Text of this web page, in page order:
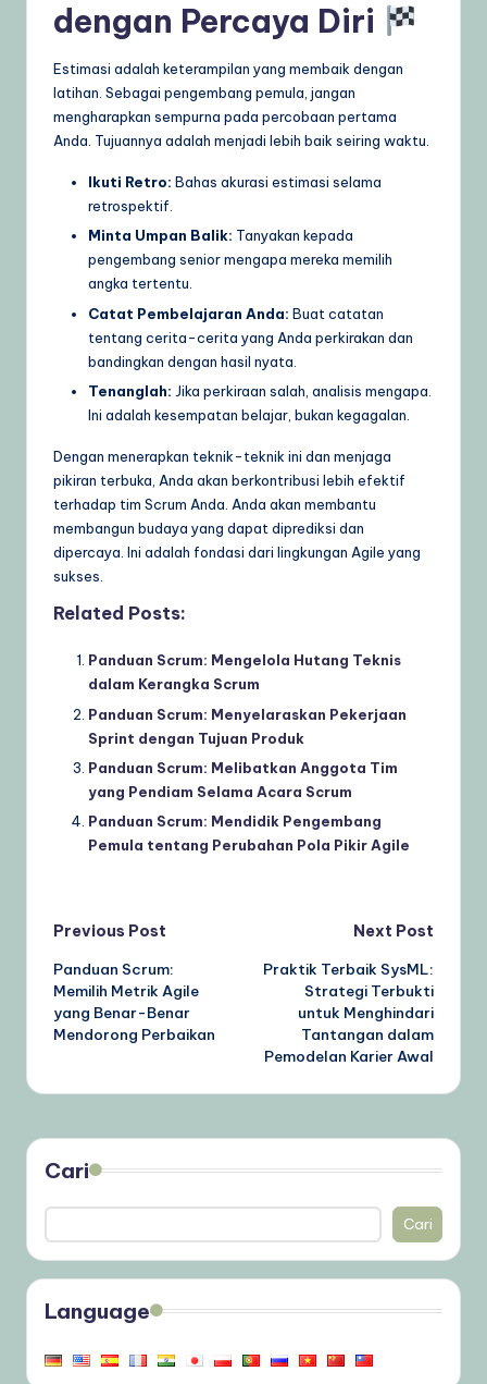
dengan Percaya Diri
Estimasi adalah keterampilan yang membaik dengan
latihan. Sebagai pengembang pemula, jangan
mengharapkan sempurna pada percobaan pertama
Anda. Tujuannya adalah menjadi lebih baik seiring waktu.
Ikuti Retro: Bahas akurasi estimasi selama
retrospektif.
Minta Umpan Balik: Tanyakan kepada
pengembang senior mengapa mereka memilih
angka tertentu.
Catat Pembelajaran Anda: Buat catatan
tentang cerita-cerita yang Anda perkirakan dan
bandingkan dengan hasil nyata.
Tenanglah: Jika perkiraan salah, analisis mengapa.
Ini adalah kesempatan belajar, bukan kegagalan.
Dengan menerapkan teknik-teknik ini dan menjaga
pikiran terbuka, Anda akan berkontribusi lebih efektif
terhadap tim Scrum Anda. Anda akan membantu
membangun budaya yang dapat diprediksi dan
dipercaya. Ini adalah fondasi dari lingkungan Agile yang
sukses.
Related Posts:
Panduan Scrum: Mengelola Hutang Teknis
dalam Kerangka Scrum
Panduan Scrum: Menyelaraskan Pekerjaan
Sprint dengan Tujuan Produk
Panduan Scrum: Melibatkan Anggota Tim
yang Pendiam Selama Acara Scrum
Panduan Scrum: Mendidik Pengembang
Pemula tentang Perubahan Pola Pikir Agile
Post
navigation
Previous Post
Panduan Scrum:
Memilih Metrik Agile
yang Benar-Benar
Mendorong Perbaikan
Next Post
Praktik Terbaik SysML:
Strategi Terbukti
untuk Menghindari
Tantangan dalam
Pemodelan Karier Awal
Cari
Cari
Language